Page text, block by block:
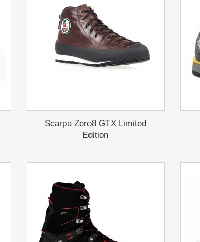
Scarpa Zero8 GTX Limited
Edition